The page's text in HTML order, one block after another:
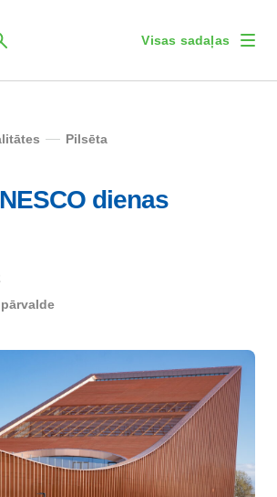
Visas sadaļas
Pilsēta
dienas